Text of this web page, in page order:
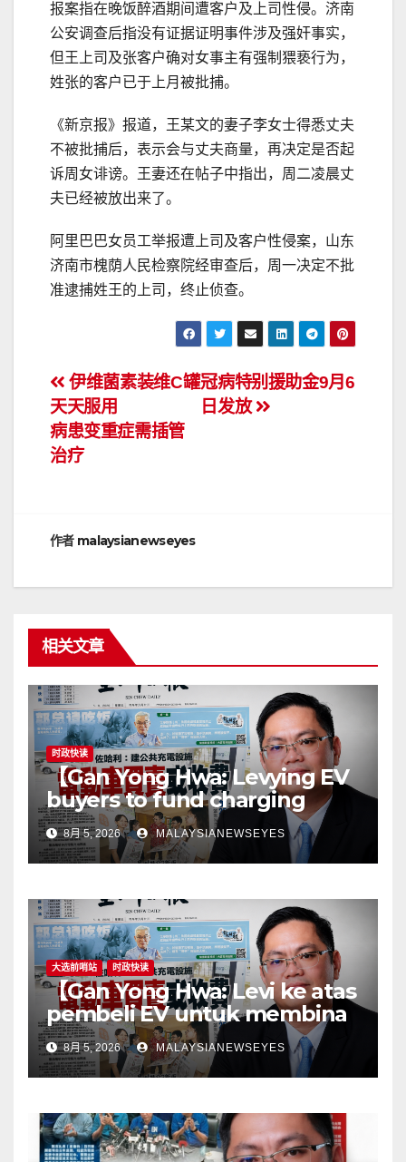
报案指在晚饭醉酒期间遭客户及上司性侵。济南
公安调查后指没有证据证明事件涉及强奸事实，
但王上司及张客户确对女事主有强制猥亵行为，
姓张的客户已于上月被批捕。
《新京报》报道，王某文的妻子李女士得悉丈夫
不被批捕后，表示会与丈夫商量，再决定是否起
诉周女诽谤。王妻还在帖子中指出，周二凌晨丈
夫已经被放出来了。
阿里巴巴女员工举报遭上司及客户性侵案，山东
济南市槐荫人民检察院经审查后，周一决定不批
准逮捕姓王的上司，终止侦查。
文
章
导
冠病特别援助金9月6
日发放
伊维菌素装维C罐
天天服用
病患变重症需插管
治疗
作者 malaysianewseyes
相关文章
时政快读
【Gan Yong Hwa: Levying EV
buyers to fund charging
stations puts the cart before
the horseGovernment must
first remove infrastructure
responsibility to
consumers】
8月 5, 2026 MALAYSIANEWSEYES
大选前哨站 时政快读
【Gan Yong Hwa: Levi ke atas
pembeli EV untuk membina
stesen pengecasan satu
langkah songsangKerajaan
perlu tangani kekangan
jangan pindahkan
tanggungjawab kepada
8月 5, 2026 MALAYSIANEWSEYES